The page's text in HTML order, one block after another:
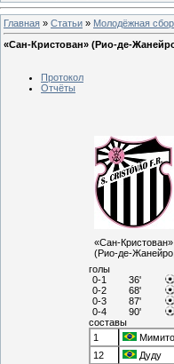
Главная » Статьи » Молодёжная
«Сан-Кристован» (Рио-де-
Протокол
Отчёты
«Сан-Кристован»
(Рио-де-
голы
0-1
36'
0-2
68'
0-3
87'
0-4
90'
составы
1
Мимито
12
Дуду